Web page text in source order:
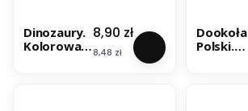
Dinozaury.
Kolorowan
Cena
8,90 zł
Cena
8,48 zł
Dookoła
Polski.